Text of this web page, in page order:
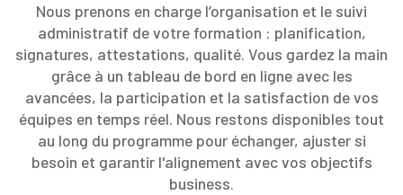
Nous prenons en charge l’organisation et le suivi
administratif de votre formation : planification,
signatures, attestations, qualité. Vous gardez la main
grâce à un tableau de bord en ligne avec les
avancées, la participation et la satisfaction de vos
équipes en temps réel. Nous restons disponibles tout
au long du programme pour échanger, ajuster si
besoin et garantir l'alignement avec vos objectifs
business.